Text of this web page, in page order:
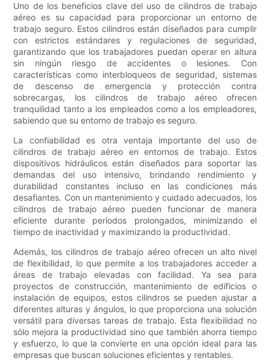
Uno de los beneficios clave del uso de cilindros de trabajo
aéreo es su capacidad para proporcionar un entorno de
trabajo seguro. Estos cilindros están diseñados para cumplir
con estrictos estándares y regulaciones de seguridad,
garantizando que los trabajadores puedan operar en altura
sin ningún riesgo de accidentes o lesiones. Con
características como interbloqueos de seguridad, sistemas
de descenso de emergencia y protección contra
sobrecargas, los cilindros de trabajo aéreo ofrecen
tranquilidad tanto a los empleados como a los empleadores,
sabiendo que su entorno de trabajo es seguro.
La confiabilidad es otra ventaja importante del uso de
cilindros de trabajo aéreo en entornos de trabajo. Estos
dispositivos hidráulicos están diseñados para soportar las
demandas del uso intensivo, brindando rendimiento y
durabilidad constantes incluso en las condiciones más
desafiantes. Con un mantenimiento y cuidado adecuados, los
cilindros de trabajo aéreo pueden funcionar de manera
eficiente durante períodos prolongados, minimizando el
tiempo de inactividad y maximizando la productividad.
Además, los cilindros de trabajo aéreo ofrecen un alto nivel
de flexibilidad, lo que permite a los trabajadores acceder a
áreas de trabajo elevadas con facilidad. Ya sea para
proyectos de construcción, mantenimiento de edificios o
instalación de equipos, estos cilindros se pueden ajustar a
diferentes alturas y ángulos, lo que proporciona una solución
versátil para diversas tareas de trabajo. Esta flexibilidad no
sólo mejora la productividad sino que también ahorra tiempo
y esfuerzo, lo que la convierte en una opción ideal para las
empresas que buscan soluciones eficientes y rentables.